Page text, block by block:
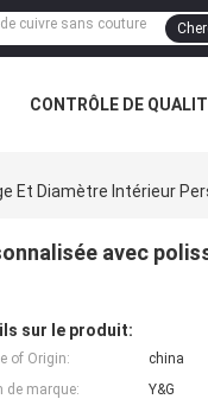
CONTRÔLE DE
Et Diamètre Intérieur
avec
sur le produit:
of Origin:
china
de marque:
Y&G